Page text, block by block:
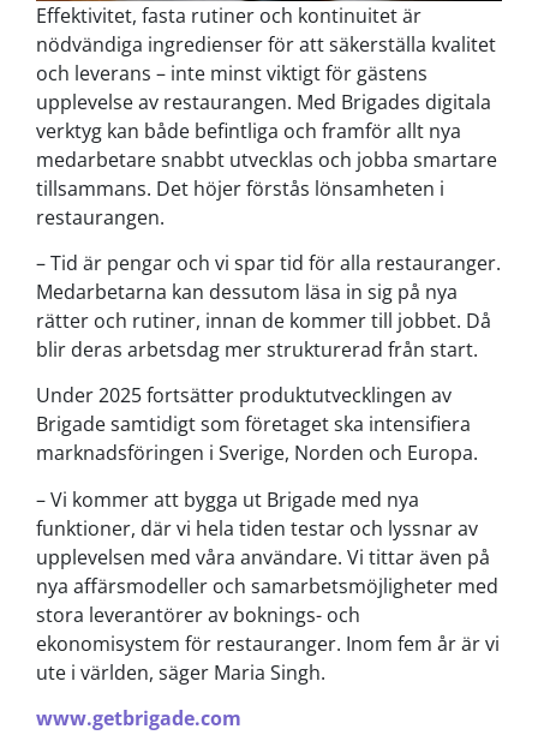
Effektivitet, fasta rutiner och kontinuitetär
nödvändiga ingredienser för att säkerställa kvalitet
och leverans – inte minst viktigt för gästens
upplevelse av restaurangen. Med Brigades digitala
verktyg kan både befintliga och framför allt nya
medarbetare snabbt utvecklas och jobba smartare
tillsammans. Det höjer förstås lönsamheten i
restaurangen.
– Tid är pengar och vi spar tid för alla restauranger.
Medarbetarna kan dessutom läsa in sig på nya
rätter och rutiner, innan de kommer till jobbet. Då
blir deras arbetsdag mer strukturerad från start.
Under 2025 fortsätter produktutvecklingen av
Brigade samtidigt som företaget ska intensifiera
marknadsföringen i Sverige, Norden och Europa.
– Vi kommer att bygga ut Brigade med nya
funktioner, där vi hela tiden testar och lyssnar av
upplevelsen med våra användare. Vi tittar även på
nya affärsmodeller och samarbetsmöjligheter med
stora leverantörer av boknings- och
ekonomisystem för restauranger. Inom fem år är vi
ute i världen, säger Maria Singh.
www.getbrigade.com